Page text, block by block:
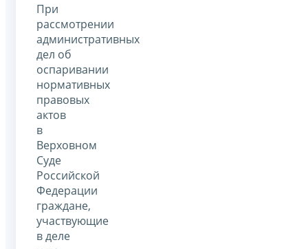
При
рассмотрении
административных
дел об
оспаривании
нормативных
правовых
актов
в
Верховном
Суде
Российской
Федерации
граждане,
участвующие
в деле